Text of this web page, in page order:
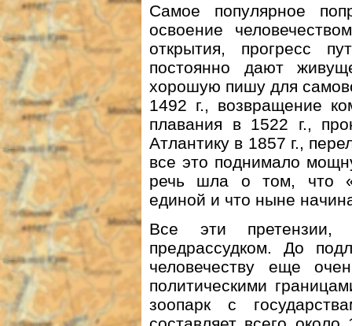
Самое популярное
освоение
открытия, прогресс
постоянно дают
хорошую пишу для
1492 г., возвращение
плавания в 1522 г.,
Атлантику в 1857 г.,
все это поднимало
речь шла о том, что
единой и что ныне
Все эти претензии,
предрассудком. До
человечеству еще
политическими
зоопарк с